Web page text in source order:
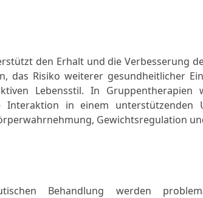
den Erhalt und die Verbesserung
das Risiko weiterer gesundheitlicher
Lebensstil. In Gruppentherapien
Interaktion in einem unterstützenden
Gewichtsregulation
Behandlung werden